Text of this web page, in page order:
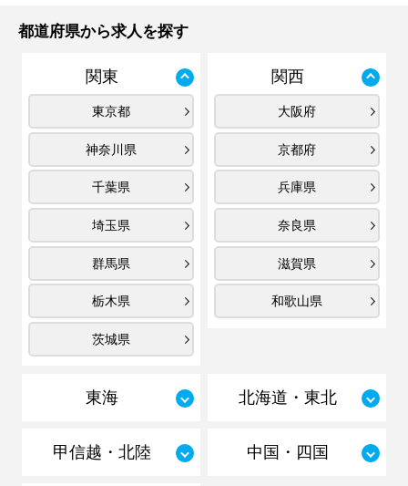
都道府県から求人を探す
関東
東京都
神奈川県
千葉県
埼玉県
群馬県
栃木県
茨城県
関西
大阪府
京都府
兵庫県
奈良県
滋賀県
和歌山県
東海 北海道・東北
甲信越・北陸 中国・四国